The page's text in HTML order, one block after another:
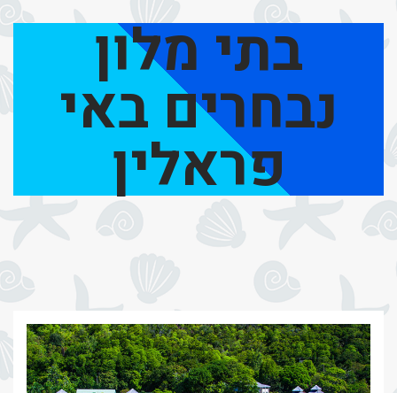
בתי מלון
נבחרים באי
פראלין